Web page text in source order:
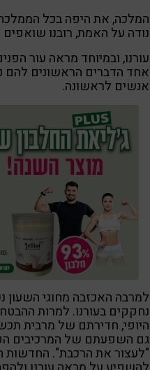
המלכה, את היפה בכל
נודה על האמת, רובנו שואפים
עורנו, ובמיוחד מראה עור
אחד הדברים הראשונים להם
אנשים לראשונה.
למרבה האכזבה מחוגי השעון
נחקקים בעורנו. למרות
היופי, חדירתם של מרבית
גם השפעתם של המרכיבים
"לעצור את הרכבת". החדשות